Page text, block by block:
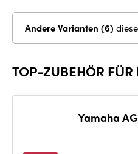
Andere Varianten (6)
TOP-ZUBEHÖR
Yamaha